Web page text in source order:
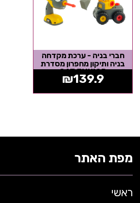
חברי בניה - ערכת מקדחה
בניה ותיקון מחפרון מסדרת
CAT JUNIOR
₪139.9
מפת האתר
ראשי